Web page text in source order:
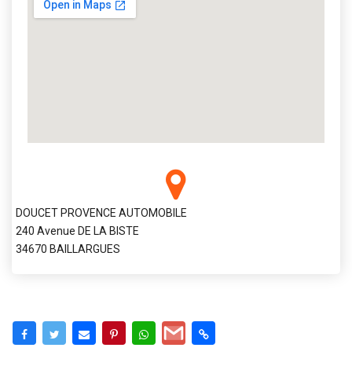
DOUCET PROVENCE AUTOMOBILE
240 Avenue DE LA BISTE
34670 BAILLARGUES